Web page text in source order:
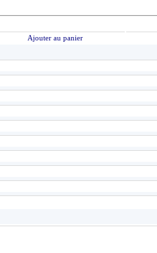
Ajouter au panier